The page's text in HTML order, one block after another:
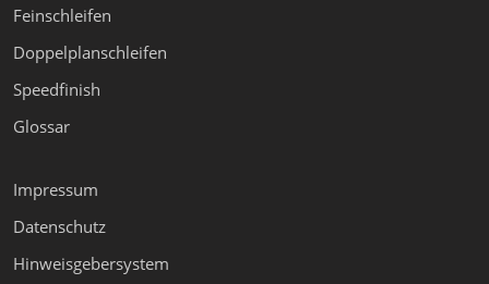
Feinschleifen
Doppelplanschleifen
Speedfinish
Glossar
Impressum
Datenschutz
Hinweisgebersystem